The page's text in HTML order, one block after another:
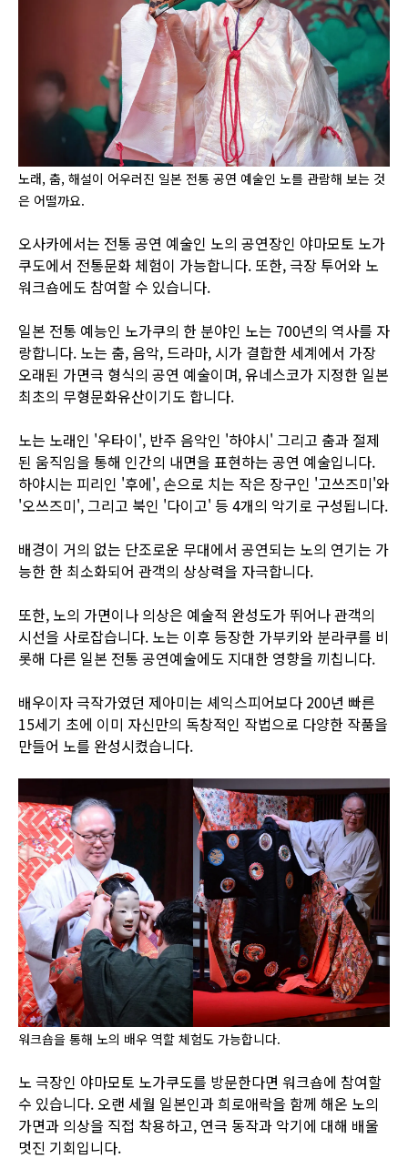
노래, 춤, 해설이 어우러진 일본 전통 공연 예술인 노를 관람해 보는 것
은 어떨까요.
오사카에서는 전통 공연 예술인 노의 공연장인 야마모토 노가
쿠도에서 전통문화 체험이 가능합니다. 또한, 극장 투어와 노
워크숍에도 참여할 수 있습니다.
일본 전통 예능인 노가쿠의 한 분야인 노는 700년의 역사를 자
랑합니다. 노는 춤, 음악, 드라마, 시가 결합한 세계에서 가장
오래된 가면극 형식의 공연 예술이며, 유네스코가 지정한 일본
최초의 무형문화유산이기도 합니다.
노는 노래인 '우타이', 반주 음악인 '하야시' 그리고 춤과 절제
된 움직임을 통해 인간의 내면을 표현하는 공연 예술입니다.
하야시는 피리인 '후에', 손으로 치는 작은 장구인 '고쓰즈미'와
'오쓰즈미', 그리고 북인 '다이고' 등 4개의 악기로 구성됩니다.
배경이 거의 없는 단조로운 무대에서 공연되는 노의 연기는 가
능한 한 최소화되어 관객의 상상력을 자극합니다.
또한, 노의 가면이나 의상은 예술적 완성도가 뛰어나 관객의
시선을 사로잡습니다. 노는 이후 등장한 가부키와 분라쿠를 비
롯해 다른 일본 전통 공연예술에도 지대한 영향을 끼칩니다.
배우이자 극작가였던 제아미는 셰익스피어보다 200년 빠른
15세기 초에 이미 자신만의 독창적인 작법으로 다양한 작품을
만들어 노를 완성시켰습니다.
워크숍을 통해 노의 배우 역할 체험도 가능합니다.
노 극장인 야마모토 노가쿠도를 방문한다면 워크숍에 참여할
수 있습니다. 오랜 세월 일본인과 희로애락을 함께 해온 노의
가면과 의상을 직접 착용하고, 연극 동작과 악기에 대해 배울
멋진 기회입니다.